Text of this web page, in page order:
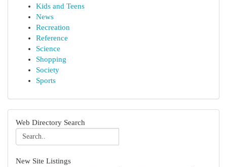
Kids and Teens
News
Recreation
Reference
Science
Shopping
Society
Sports
Web Directory Search
New Site Listings